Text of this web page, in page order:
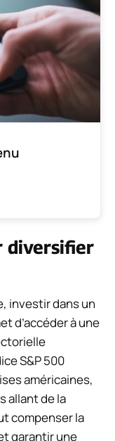
diversifier
investir dans un
d’accéder à une
S&P 500
américaines,
allant de la
compenser la
garantir une